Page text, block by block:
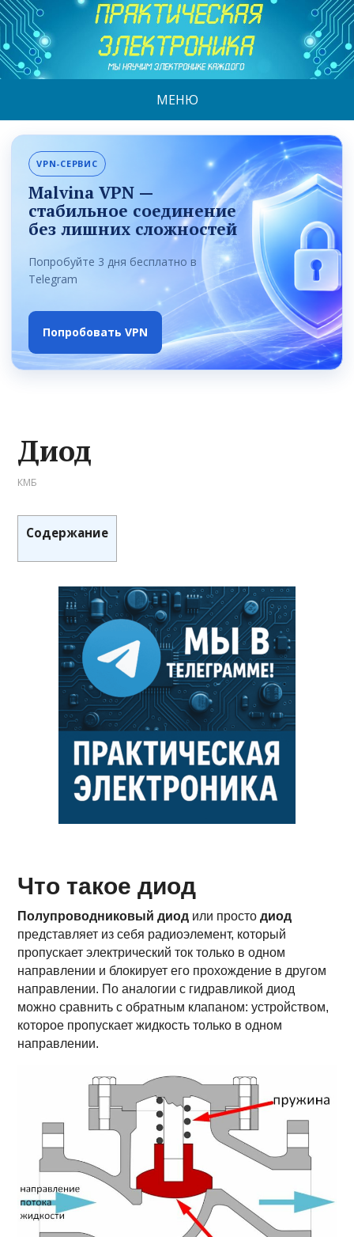
МЕНЮ
VPN-СЕРВИС
Malvina VPN —
стабильное соединение
без лишних сложностей
Попробуйте 3 дня бесплатно в
Telegram
Попробовать VPN
Диод
КМБ
Содержание
Что такое диод
Полупроводниковый диод или простодиод
представляет из себя радиоэлемент, который
пропускает электрический ток только в одном
направлении и блокирует его прохождение в другом
направлении. По аналогии с гидравликой диод
можно сравнить с обратным клапаном: устройством,
которое пропускает жидкость только в одном
направлении.